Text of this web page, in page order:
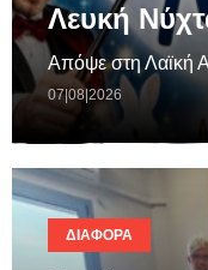
Λευκή
Απόψε στη Λαϊκή
07|08|2026
ΔΙΆΦΟΡΑ